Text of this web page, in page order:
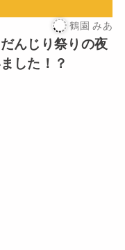
鶴園 みあ
んじり祭りの夜
した！？